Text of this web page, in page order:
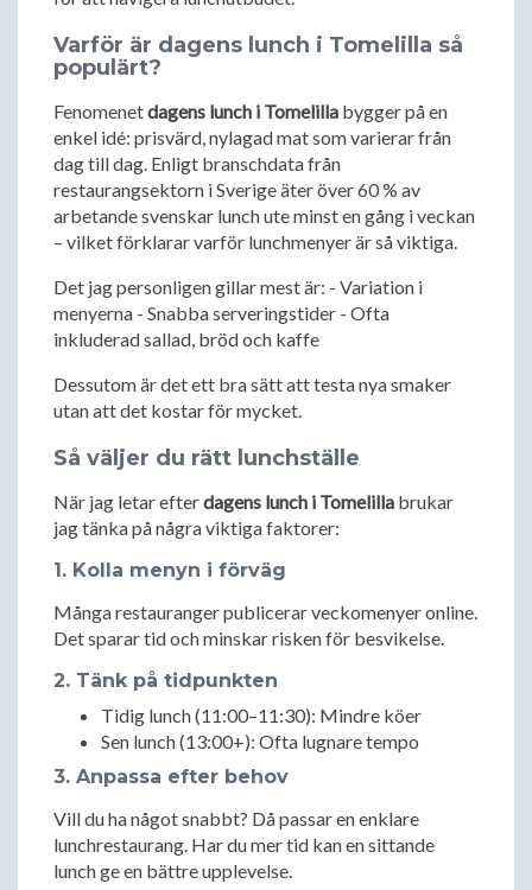
Varför är dagens lunch i Tomelilla så
populärt?
Fenomenetdagens lunch i Tomelilla bygger på en
enkel idé: prisvärd, nylagad mat som varierar från
dag till dag. Enligt branschdata från
restaurangsektorn i Sverige äter över 60 % av
arbetande svenskar lunch ute minst en gång i veckan
– vilket förklarar varför lunchmenyer är så viktiga.
Det jag personligen gillar mest är: - Variation i
menyerna - Snabba serveringstider - Ofta
inkluderad sallad, bröd och kaffe
Dessutom är det ett bra sätt att testa nya smaker
utan att det kostar för mycket.
Så väljer du rätt lunchställe
När jag letar efterdagens lunch i Tomelilla brukar
jag tänka på några viktiga faktorer:
1. Kolla menyn i förväg
Många restauranger publicerar veckomenyer online.
Det sparar tid och minskar risken för besvikelse.
2. Tänk på tidpunkten
Tidig lunch (11:00–11:30): Mindre köer
Sen lunch (13:00+): Ofta lugnare tempo
3. Anpassa efter behov
Vill du ha något snabbt? Då passar en enklare
lunchrestaurang. Har du mer tid kan en sittande
lunch ge en bättre upplevelse.